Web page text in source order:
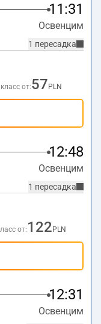
11:31
Освенцим
1 пересадка
от:57 PLN
12:48
Освенцим
1 пересадка
от: 122 PLN
12:31
Освенцим